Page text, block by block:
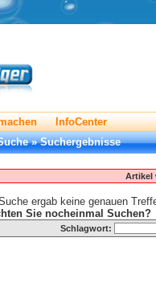
InfoCenter
»Suchergebnisse
Artikel
ergab keine genauen
Sie nocheinmal Suchen?
Schlagwort: